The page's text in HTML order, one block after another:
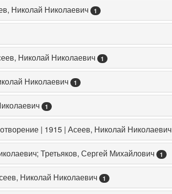
Николай Николаевич 1
Николай Николаевич 1
Николаевич 1
1
| 1915 | Асеев, Николай Николаевич
Третьяков, Сергей Михайлович 1
Николай Николаевич 1